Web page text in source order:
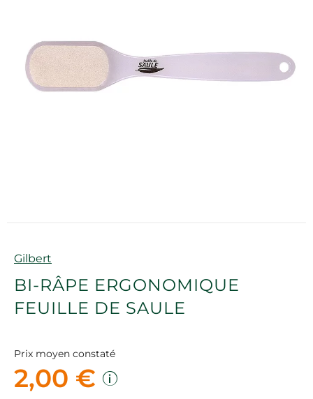
Marque
Gilbert
BI-RÂPE ERGONOMIQUE
FEUILLE DE SAULE
Prix moyen constaté
2,00 €